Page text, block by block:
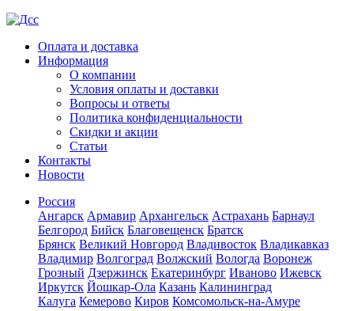
Оплата и доставка
Информация
О компании
Условия оплаты и доставки
Вопросы и ответы
Политика конфиденциальности
Скидки и акции
Статьи
Контакты
Новости
Россия
Ангарск Армавир Архангельск Астрахань Барнаул
Белгород Бийск Благовещенск Братск
Брянск Великий Новгород Владивосток Владикавказ
Владимир Волгоград Волжский Вологда Воронеж
Грозный Дзержинск Екатеринбург Иваново Ижевск
Иркутск Йошкар-Ола Казань Калининград
Калуга Кемерово Киров Комсомольск-на-Амуре